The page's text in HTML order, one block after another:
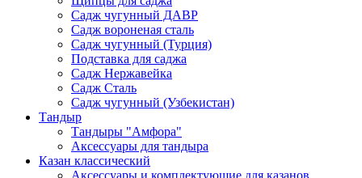
Садж чугунный ДАВР
Садж вороненая сталь
Садж чугунный (Турция)
Подставка для саджа
Садж Нержавейка
Садж Сталь
Садж чугунный (Узбекистан)
Тандыр
Тандыры "Амфора"
Аксессуары для тандыра
Казан классический
Аксессуары и комплектующие для казанов